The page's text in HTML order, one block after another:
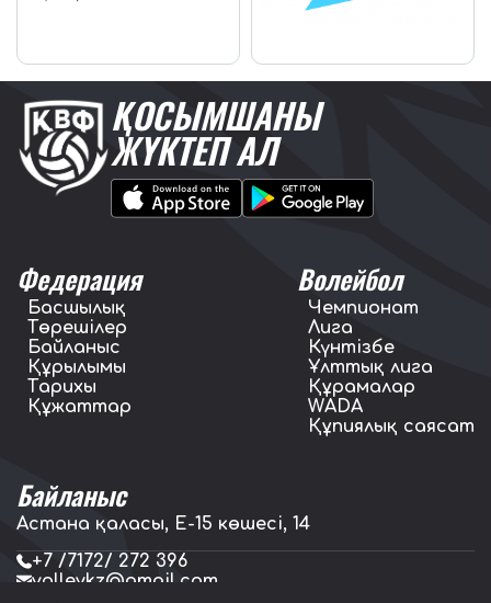
ҚОСЫМШАНЫ
ЖҮКТЕП АЛ
Федерация
Басшылық
Төрешілер
Байланыс
Құрылымы
Тарихы
Құжаттар
Волейбол
Чемпионат
Лига
Күнтізбе
Ұлттық лига
Құрамалар
WADA
Құпиялық саясат
Байланыс
Астана қаласы, E-15 көшесі, 14
+7 /7172/ 272 396
volleykz@gmail.com